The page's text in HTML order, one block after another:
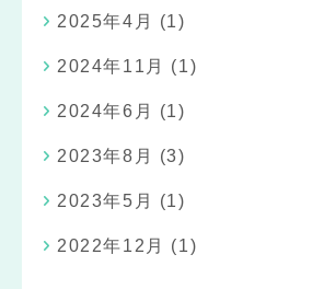
2025年4月 (1)
2024年11月 (1)
2024年6月 (1)
2023年8月 (3)
2023年5月 (1)
2022年12月 (1)